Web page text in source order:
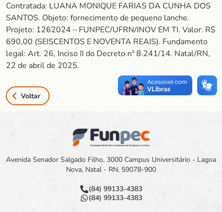
Contratada: LUANA MONIQUE FARIAS DA CUNHA DOS
SANTOS. Objeto: fornecimento de pequeno lanche.
Projeto: 1262024 – FUNPEC/UFRN/INOV EM TI. Valor: R$
690,00 (SEISCENTOS E NOVENTA REAIS). Fundamento
legal: Art. 26, Inciso II do Decreto nº 8.241/14. Natal/RN,
22 de abril de 2025.
Voltar
Avenida Senador Salgado Filho, 3000 Campus Universitário - Lagoa
Nova, Natal - RN, 59078-900
(84) 99133-4383
(84) 99133-4383